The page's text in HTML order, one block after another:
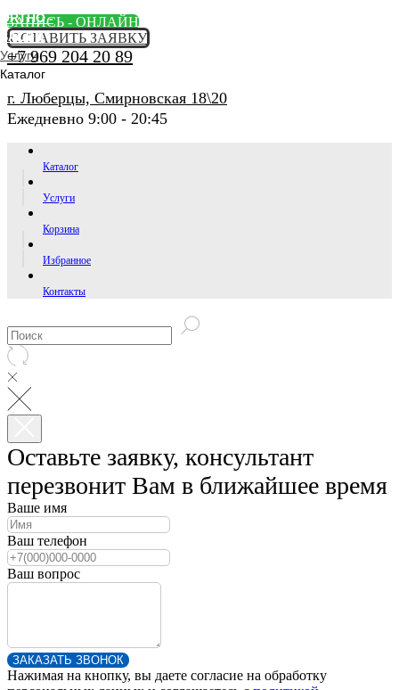
ЗАПИСЬ - ОНЛАЙН
ОСТАВИТЬ ЗАЯВКУ
+7 969 204 20 89
г. Люберцы, Смирновская 18\20
Ежедневно 9:00 - 20:45
Каталог
Услуги
Корзина
Избранное
Контакты
Оставьте заявку, консультант
перезвонит Вам в ближайшее время
Ваше имя
Ваш телефон
Ваш вопрос
ЗАКАЗАТЬ ЗВОНОК
Нажимая на кнопку, вы даете согласие на обработку
ORTHO -
SALON
Услуги
Каталог